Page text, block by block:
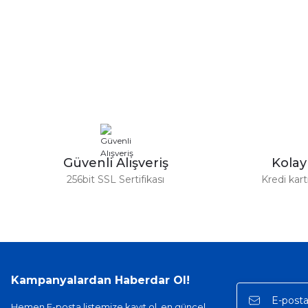
Ürün fiyatı diğer sitelerden daha pahalı.
Bu ürüne benzer farklı alternatifler olmalı.
Güvenli Alışveriş
256bit SSL Sertifikası Kredi
Kampanyalardan Haberdar Ol!